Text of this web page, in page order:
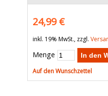
24,99 €
inkl. 19% MwSt., zzgl.
Menge In den
Auf den Wunschzettel